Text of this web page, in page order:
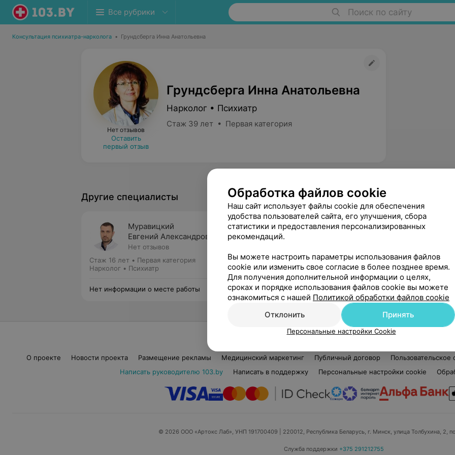
Все рубрики Поиск по сайту
Консультация психиатра-нарколога • Грундсберга Инна Анатольевна
Нет отзывов
Оставить
первый отзыв
Грундсберга Инна Анатольевна
Нарколог • Психиатр
Стаж 39 лет • Первая категория
Другие специалисты
Муравицкий
Евгений Александрович
Нет отзывов
Стаж 16 лет • Первая категория
Нарколог • Психиатр
Нет информации о месте работы
Сацута
Стаж 22 года •Первая категория
Нарколог • Психиатр • Психотерапевт
Нет информации о месте работы
О проекте Новости проекта Размещение рекламы Медицинский маркетинг Публичный договор Пользовательское
Написать руководителю 103.by
Написать в поддержку Персональные настройки cookie
© 2026 ООО «Артокс Лаб», УНП 191700409 | 220012, Республика Беларусь, г. Минск, улица Толбухина, 2,
Служба поддержки +375 291212755
Обработка файлов cookie
Наш сайт использует файлы cookie для обеспечения
удобства пользователей сайта, его улучшения, сбора
статистики и предоставления персонализированных
рекомендаций.
Вы можете настроить параметры использования файлов
cookie или изменить свое согласие в более позднее время.
Для получения дополнительной информации о целях,
сроках и порядке использования файлов cookie вы можете
ознакомиться с нашей Политикой обработки файлов cookie
Отклонить
Принять
Персональные настройки Cookie